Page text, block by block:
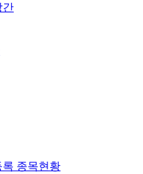
간
종목현황